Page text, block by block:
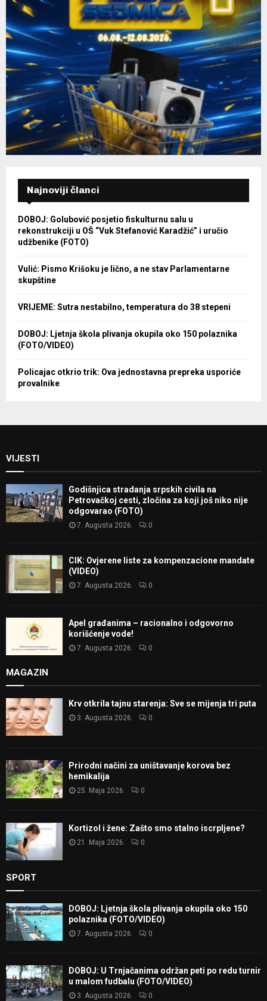
Najnoviji članci
DOBOJ: Golubović posjetio fiskulturnu salu u
rekonstrukciji u OŠ “Vuk Stefanović Karadžić” i uručio
udžbenike (FOTO)
Vulić: Pismo Krišoku je lično, a ne stav Parlamentarne
skupštine
VRIJEME: Sutra nestabilno, temperatura do 38 stepeni
DOBOJ: Ljetnja škola plivanja okupila oko 150 polaznika
(FOTO/VIDEO)
Policajac otkrio trik: Ova jednostavna prepreka usporiće
provalnike
VIJESTI
Godišnjica stradanja srpskih civila na
Petrovačkoj cesti, zločina za koji još niko nije
odgovarao (FOTO)
7. Augusta 2026. 0
CIK: Ovjerene liste za kompenzacione mandate
(VIDEO)
7. Augusta 2026. 0
Apel građanima – racionalno i odgovorno
korišćenje vode!
7. Augusta 2026. 0
MAGAZIN
Krv otkrila tajnu starenja: Sve se mijenja tri puta
3. Augusta 2026. 0
Prirodni načini za uništavanje korova bez
hemikalija
25. Maja 2026. 0
Kortizol i žene: Zašto smo stalno iscrpljene?
21. Maja 2026. 0
SPORT
DOBOJ: Ljetnja škola plivanja okupila oko 150
polaznika (FOTO/VIDEO)
7. Augusta 2026. 0
DOBOJ: U Trnjačanima održan peti po redu turnir
u malom fudbalu (FOTO/VIDEO)
3. Augusta 2026. 0